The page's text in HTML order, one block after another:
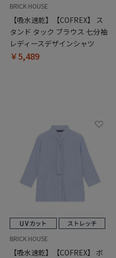
BRICK HOUSE
【吸水速乾】【COFREX】 ス
タンド タック ブラウス 七分袖
レディースデザインシャツ
￥5,489
BRICK HOUSE
【吸水速乾】【COFREX】 ボ